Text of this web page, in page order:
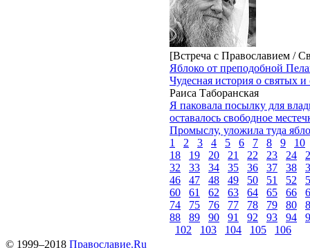
[Встреча с Православием /
Яблоко от преподобной
Чудесная история о святых и
Раиса Таборанская
Я паковала посылку для
оставалось свободное
Промыслу, уложила туда
1
2 3 4 5 6 7 8 9
10
18
19 20 21 22 23 24
32
33 34 35 36 37 38
46
47 48 49 50 51 52
60
61 62 63 64 65 66
74
75 76 77 78 79 80
88
89 90 91 92 93 94
102
103 104 105
106
© 1999–2018 Православие.Ru